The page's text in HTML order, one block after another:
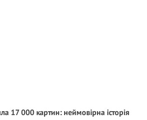
17 000 картин: неймовірна історія